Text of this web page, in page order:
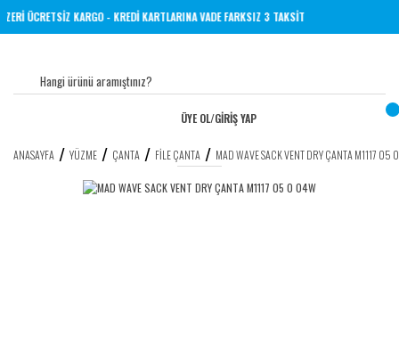
ÜZERİ ÜCRETSİZ KARGO - KREDİ KARTLARINA VADE FARKSIZ 3 TAKSİT
ÜYE OL/GİRİŞ YAP
ANASAYFA YÜZME ÇANTA FILE ÇANTA MAD WAVE SACK VENT DRY ÇANTA M1117 05